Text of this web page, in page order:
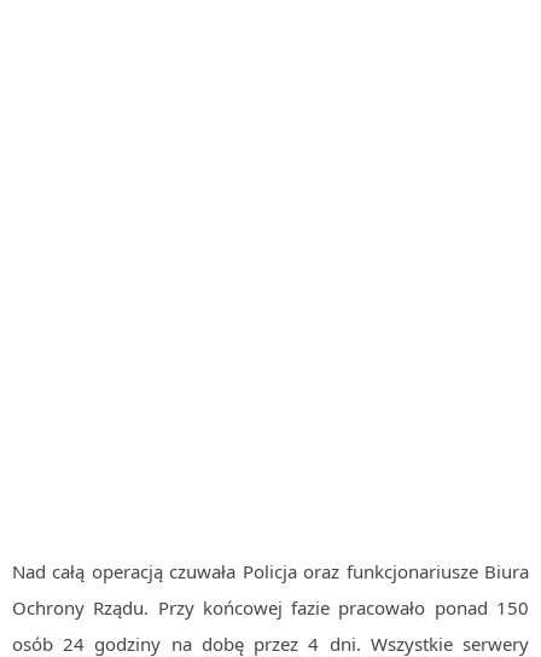
Nad całą operacją czuwała Policja oraz funkcjonariusze Biura
Ochrony Rządu. Przy końcowej fazie pracowało ponad 150
osób 24 godziny na dobę przez 4 dni. Wszystkie serwery